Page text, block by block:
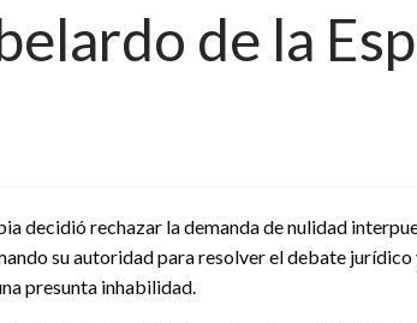
de la
decidió rechazar la demanda de nulidad
su autoridad para resolver el debate
presunta inhabilidad.